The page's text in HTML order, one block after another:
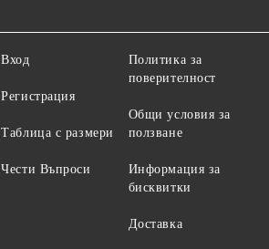
Вход
Регистрация
Таблица с размери
Чести Въпроси
Политика за
поверителност
Общи условия за
ползване
Информация за
бисквитки
Доставка